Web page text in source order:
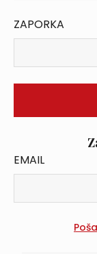
ZAPORKA
EMAIL